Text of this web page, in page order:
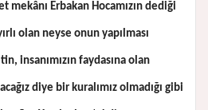
mekânı Erbakan Hocamızın dediği
olan neyse onun yapılması
insanımızın faydasına olan
diye bir kuralımız olmadığı gibi